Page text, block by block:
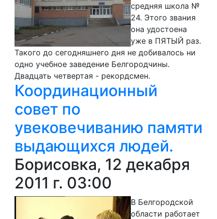
средняя школа №
24. Этого звания
она удостоена
уже в ПЯТЫЙ раз.
Такого до сегодняшнего дня не добивалось ни
одно учебное заведение Белгородчины.
Двадцать четвертая - рекордсмен.
Координационный
совет по
увековечиванию памяти
выдающихся людей.
Борисовка, 12 декабря
2011 г. 03:00
В Белгородской
области работает